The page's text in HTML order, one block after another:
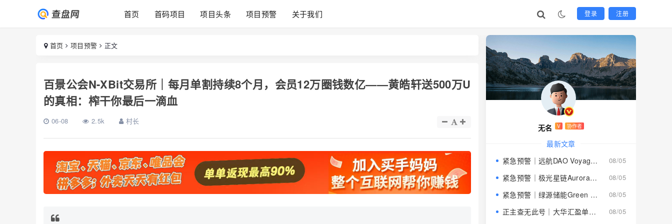
首页 首码项目 项目头条 项目预警 关于我们 登录 注册
首页 项目预警 正文
百景公会N-XBit交易所｜每月单割持续8个月，会员12万圈钱数亿——黄皓轩送500万U
的真相：榨干你最后一滴血
06-08 2.5k 村长
无名 V 协作者
最新文章
紧急预警｜远航DAO Voyage：8月下旬长沙启动大会，旧盘团队平移，RWA+大宗商品包装——又是庞氏滚盘的老剧本
08/05
紧急预警｜极光星链Aurora Star：AI算力包装下的快盘骗局，认购即入坑 08/05
紧急预警｜绿源储能Green Source：披着新能源外衣的庞氏传销盘，8月千人大会就是收割信号 08/05
正主查无此号｜大华汇盈单割跑路中：柬埔寨骗子套牌巴黎狮集团，你的本金已清零 08/05